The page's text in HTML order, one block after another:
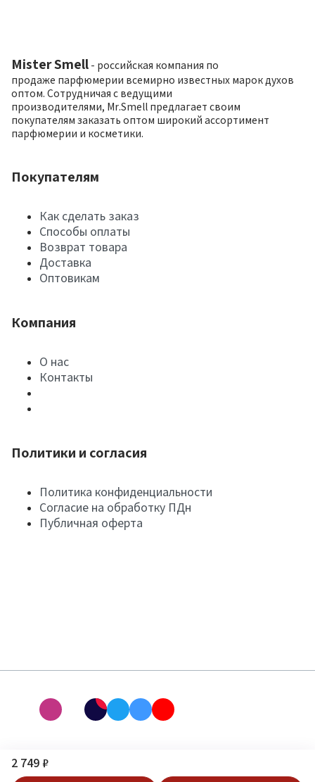
2 749 ₽
Mister Smell - российская компания по
продаже парфюмерии всемирно известных марок духов
оптом. Сотрудничая с ведущими
производителями, Mr.Smell предлагает своим
покупателям заказать оптом широкий ассортимент
парфюмерии и косметики.
Покупателям
Как сделать заказ
Способы оплаты
Возврат товара
Доставка
Оптовикам
Компания
О нас
Контакты
Политики и согласия
Политика конфиденциальности
Согласие на обработку ПДн
Публичная оферта